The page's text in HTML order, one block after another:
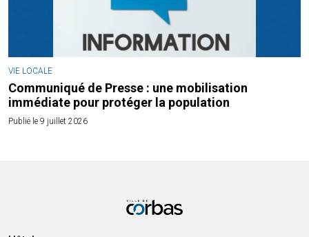
VIE LOCALE
Communiqué de Presse : une mobilisation
immédiate pour protéger la population
Publié le 9 juillet 2026